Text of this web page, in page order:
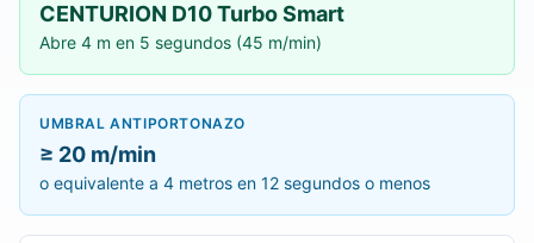
CENTURION D10 Turbo Smart
Abre 4 m en 5 segundos (45 m/min)
UMBRAL ANTIPORTONAZO
≥ 20 m/min
o equivalente a 4 metros en 12 segundos o menos